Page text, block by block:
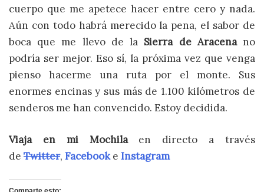
cuerpo que me apetece hacer entre cero y nada.
Aún con todo habrá merecido la pena, el sabor de
boca que me llevo de la Sierra de Aracenano
podría ser mejor. Eso sí, la próxima vez que venga
pienso hacerme una ruta por el monte. Sus
enormes encinas y sus más de 1.100 kilómetros de
senderos me han convencido. Estoy decidida.
Viaja en mi Mochilaen directo a través
de Twitter, Facebook e Instagram